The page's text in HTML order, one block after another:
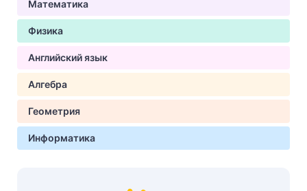
Математика
Физика
Английский язык
Алгебра
Геометрия
Информатика